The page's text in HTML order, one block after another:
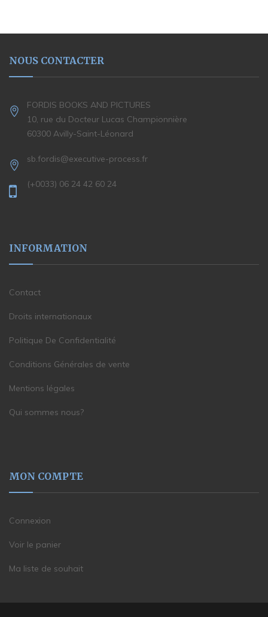
NOUS CONTACTER
FORDIS BOOKS AND PICTURES
10, rue du Docteur Lucas Championnière
60300 Avilly-Saint-Léonard
sb.fordis@executive-process.fr
(+0033) 06 24 42 60 24
INFORMATION
Contact
Droits internationaux
Politique De Confidentialité
Conditions Générales de vente
Mentions légales
Qui sommes nous?
MON COMPTE
Connexion
Voir le panier
Ma liste de souhait